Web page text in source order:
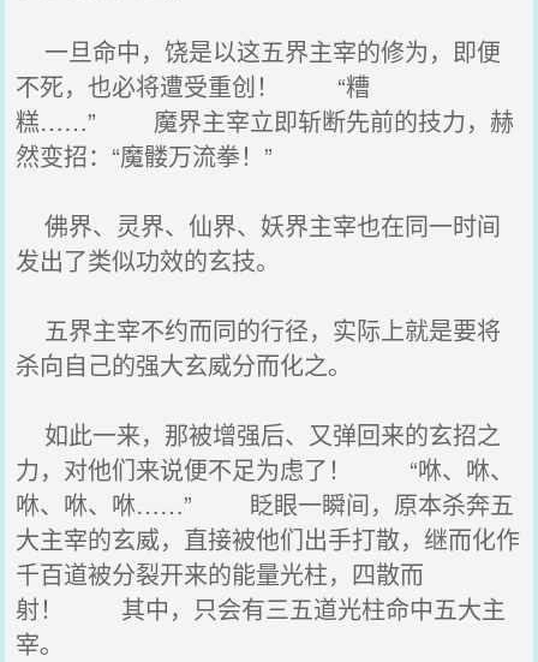
一旦命中，饶是以这五界主宰的修为，即便
不死，也必将遭受重创！ “糟
糕……” 魔界主宰立即斩断先前的技力，赫
然变招：“魔髅万流拳！”
佛界、灵界、仙界、妖界主宰也在同一时间
发出了类似功效的玄技。
五界主宰不约而同的行径，实际上就是要将
杀向自己的强大玄威分而化之。
如此一来，那被增强后、又弹回来的玄招之
力，对他们来说便不足为虑了！ “咻、咻、
咻、咻、咻……” 眨眼一瞬间，原本杀奔五
大主宰的玄威，直接被他们出手打散，继而化作
千百道被分裂开来的能量光柱，四散而
射！ 其中，只会有三五道光柱命中五大主
宰。